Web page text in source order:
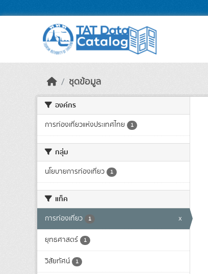
ชุดข้อมูล
องค์กร
การท่องเที่ยวแห่งประเทศไทย 1
กลุ่ม
นโยบายการท่องเที่ยว 1
แท็ค
การท่องเที่ยว 1 x
ยุทธศาสตร์ 1
วิสัยทัศน์ 1